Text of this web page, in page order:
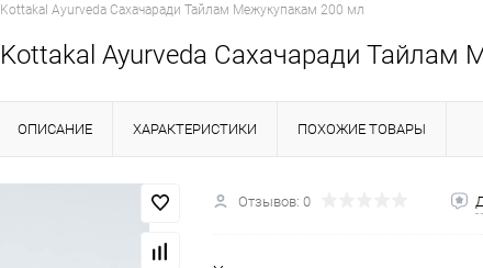
Kottakal Ayurveda Сахачаради Тайлам Межукупакам 200 мл
Kottakal Ayurveda Сахачаради Тайлам
ОПИСАНИЕ ХАРАКТЕРИСТИКИ ПОХОЖИЕ ТОВАРЫ
Отзывов: 0